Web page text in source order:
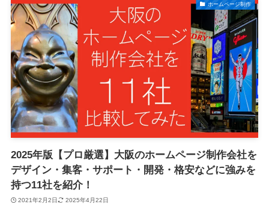
ホームページ制作
2025年版【プロ厳選】大阪のホームページ制作会社を
デザイン・集客・サポート・開発・格安などに強みを
持つ11社を紹介！
2021年2月2日 2025年4月22日